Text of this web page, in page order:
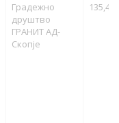
Градежно
друштво
ГРАНИТ АД-
Скопје